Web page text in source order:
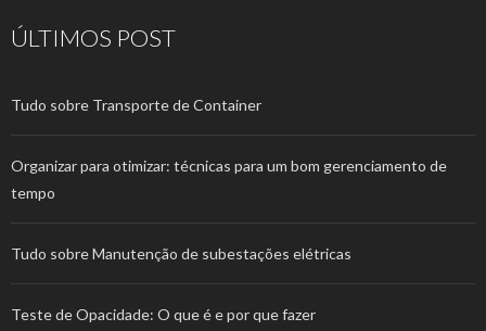
ÚLTIMOS POST
Tudo sobre Transporte de Container
Organizar para otimizar: técnicas para um bom gerenciamento de
tempo
Tudo sobre Manutenção de subestações elétricas
Teste de Opacidade: O que é e por que fazer